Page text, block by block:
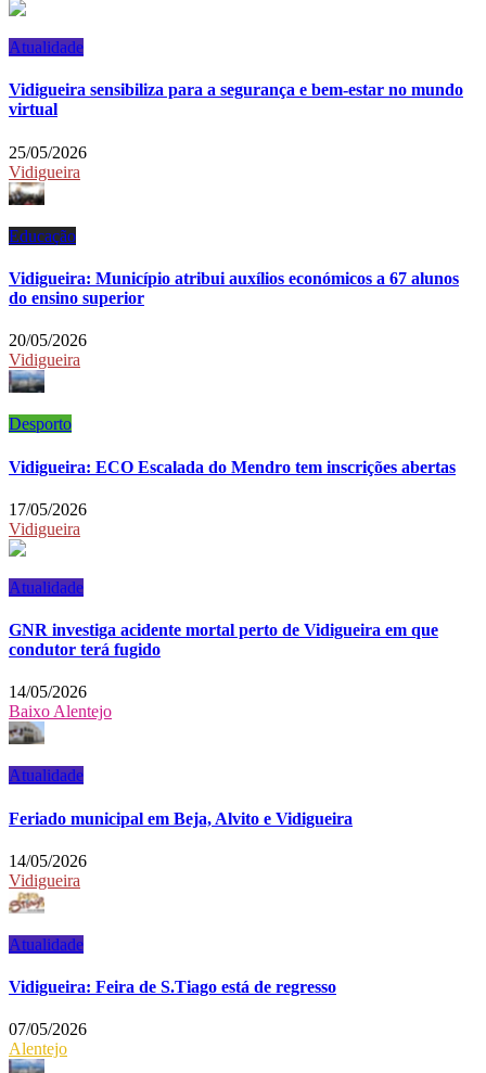
Atualidade
Vidigueira sensibiliza para a segurança e bem-estar no mundo
virtual
25/05/2026
Vidigueira
Educação
Vidigueira: Município atribui auxílios económicos a 67 alunos
do ensino superior
20/05/2026
Vidigueira
Desporto
Vidigueira: ECO Escalada do Mendro tem inscrições abertas
17/05/2026
Vidigueira
Atualidade
GNR investiga acidente mortal perto de Vidigueira em que
condutor terá fugido
14/05/2026
Baixo Alentejo
Atualidade
Feriado municipal em Beja, Alvito e Vidigueira
14/05/2026
Vidigueira
Atualidade
Vidigueira: Feira de S.Tiago está de regresso
07/05/2026
Alentejo